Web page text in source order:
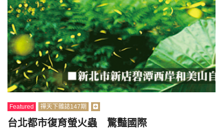
Featured 禪天下雜誌147期
台北都市復育螢火蟲 驚豔國際